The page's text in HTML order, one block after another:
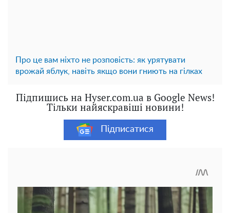
Про це вам ніхто не розповість: як урятувати
врожай яблук, навіть якщо вони гниють на гілках
Підпишись на Hyser.com.ua в Google News!
Тільки найяскравіші новини!
Підписатися